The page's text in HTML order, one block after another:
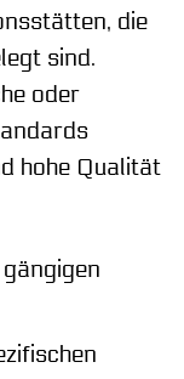
die
sind.
oder
hohe Qualität